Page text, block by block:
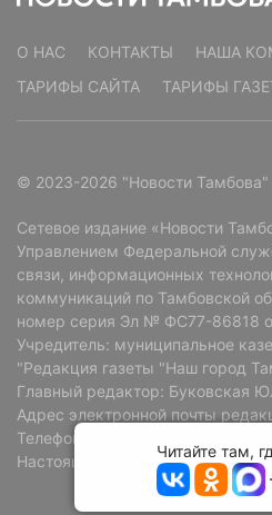
О НАС КОНТАКТЫ НАША
ТАРИФЫ САЙТА
ТАРИФЫ
© 2023-2026 "Новости Тамбова"
Сетевое издание «Новости
Управлением Федеральной
связи, информационных
коммуникаций по Тамбовской
номер серия Эл № ФС77-86818
Учредитель: муниципальное
"Редакция газеты "Наш город
Главный редактор: Буковская
Адрес электронной почты
Телефон редакции: +7 (4752) 72-
Настоящий ресурс может
Читайте там,